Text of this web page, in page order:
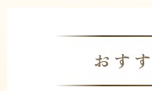
おす